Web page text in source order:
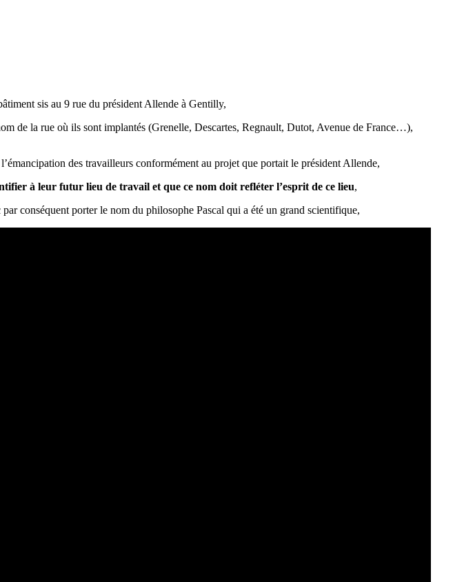
sis au 9 rue du président Allende à Gentilly,
de la rue où ils sont implantés (Grenelle, Descartes, Regnault, Dutot, Avenue de France…),
des travailleurs conformément au projet que portait le président Allende,
à leur futur lieu de travail et que ce nom doit refléter l’esprit de ce lieu,
conséquent porter le nom du philosophe Pascal qui a été un grand scientifique,